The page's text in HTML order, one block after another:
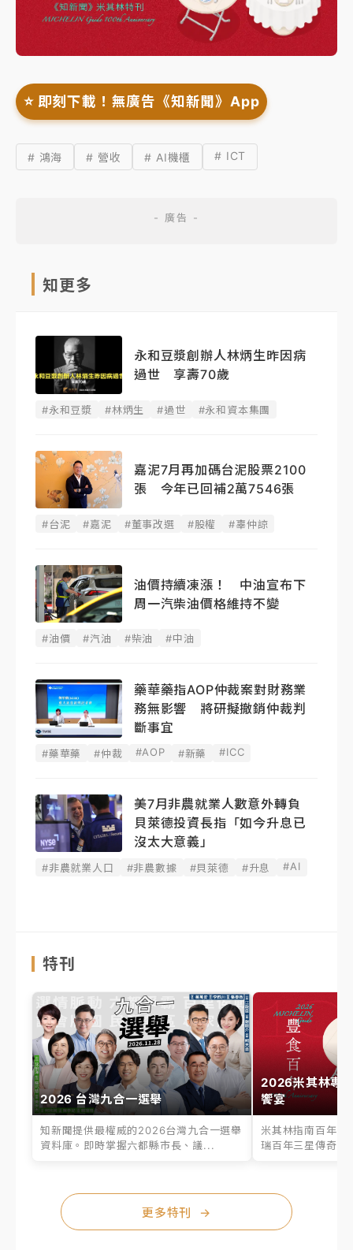
⭐️ 即刻下載！無廣告《知新聞》App
# 鴻海 # 營收 # AI機櫃 # ICT
知更多
永和豆漿創辦人林炳生昨因病
過世 享壽70歲
#永和豆漿 #林炳生 #過世 #永和資本集團
嘉泥7月再加碼台泥股票2100
張 今年已回補2萬7546張
#台泥 #嘉泥 #董事改選 #股權 #辜仲諒
油價持續凍漲！ 中油宣布下
周一汽柴油價格維持不變
#油價 #汽油 #柴油 #中油
藥華藥指AOP仲裁案對財務業
務無影響 將研擬撤銷仲裁判
斷事宜
#藥華藥 #仲裁 #AOP #新藥 #ICC
美7月非農就業人數意外轉負
貝萊德投資長指「如今升息已
沒太大意義」
#非農就業人口 #非農數據 #貝萊德 #升息 #AI
特刊
2026 台灣九合一選舉
知新聞提供最權威的2026台灣九合一選舉
資料庫。即時掌握六都縣市長、議...
2026米其林專
饗宴
米其林指南百年之
瑞百年三星傳奇、
更多特刊 →